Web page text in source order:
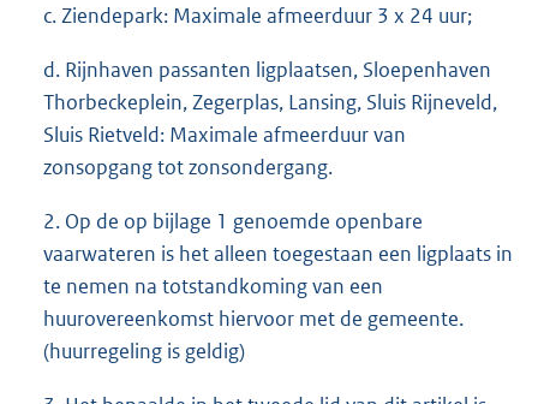
c. Ziendepark: Maximale afmeerduur 3 x 24 uur;
d. Rijnhaven passanten ligplaatsen, Sloepenhaven
Thorbeckeplein, Zegerplas, Lansing, Sluis Rijneveld,
Sluis Rietveld: Maximale afmeerduur van
zonsopgang tot zonsondergang.
2. Op de op bijlage 1 genoemde openbare
vaarwateren is het alleen toegestaan een ligplaats in
te nemen na totstandkoming van een
huurovereenkomst hiervoor met de gemeente.
(huurregeling is geldig)